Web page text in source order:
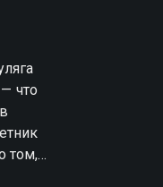
что
том,